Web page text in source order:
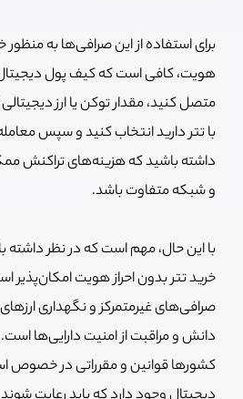
برای استفاده از این صرافی‌ها به منظور
هویت، کافی است که کیف پول
متصل کنید، مقدار توکن یا ارز
با تتر دارید انتخاب کنید و سپس
داشته باشید که هزینه‌های تراکنش
و شبکه متفاوت باشد.
با این حال، مهم است که در نظر داشته
خرید تتر بدون احراز هویت امکان‌پذیر
صرافی‌های غیرمتمرکز و نگهداری
دانش و مراقبت از امنیت دارایی‌ها
کشورها قوانین و مقرراتی در خصوص